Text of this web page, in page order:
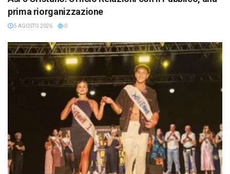
prima riorganizzazione
5 AGOSTO 2026 0